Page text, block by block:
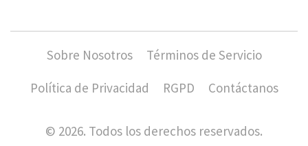
Sobre Nosotros
Términos de Servicio
Política de Privacidad
RGPD Contáctanos
© 2026. Todos los derechos reservados.